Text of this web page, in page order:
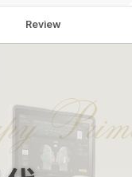
Review